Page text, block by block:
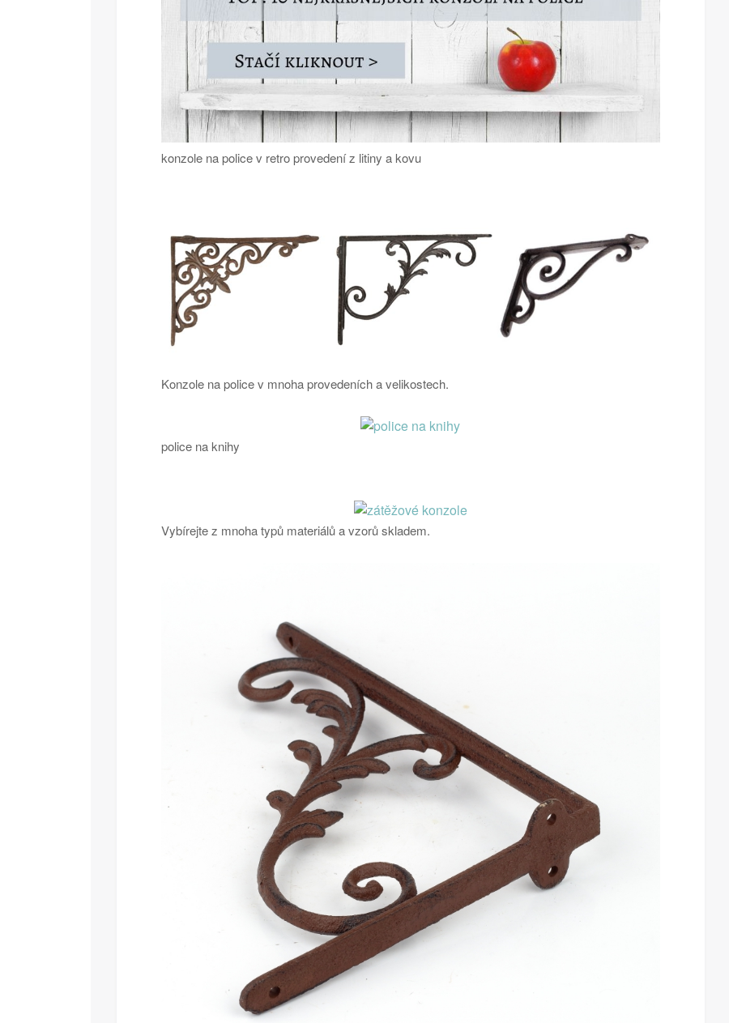
konzole na police v retro provedení z litiny a kovu
Konzole na police v mnoha provedeních a velikostech.
police na knihy
Vybírejte z mnoha typů materiálů a vzorů skladem.